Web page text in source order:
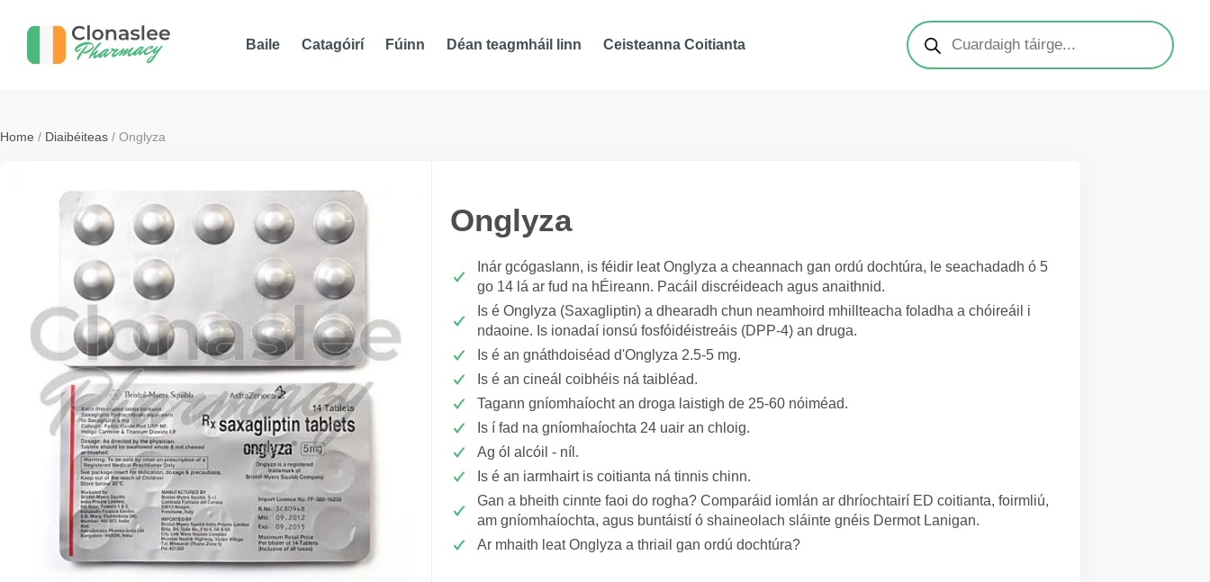
Baile Catagóirí Fúinn Déan teagmháil linn Ceisteanna Coitianta
Home / Diaibéiteas / Onglyza
Onglyza
Inár gcógaslann, is féidir leat Onglyza a cheannach gan ordú dochtúra, le seachadadh ó 5
go 14 lá ar fud na hÉireann. Pacáil discréideach agus anaithnid.
Is é Onglyza (Saxagliptin) a dhearadh chun neamhoird mhillteacha foladha a chóireáil i
ndaoine. Is ionadaí ionsú fosfóidéistreáis (DPP-4) an druga.
Is é an gnáthdoiséad d'Onglyza 2.5-5 mg.
Is é an cineál coibhéis ná taibléad.
Tagann gníomhaíocht an droga laistigh de 25-60 nóiméad.
Is í fad na gníomhaíochta 24 uair an chloig.
Ag ól alcóil - níl.
Is é an iarmhairt is coitianta ná tinnis chinn.
Gan a bheith cinnte faoi do rogha? Comparáid iomlán ar dhríochtairí ED coitianta, foirmliú,
am gníomhaíochta, agus buntáistí ó shaineolach sláinte gnéis Dermot Lanigan.
Ar mhaith leat Onglyza a thriail gan ordú dochtúra?